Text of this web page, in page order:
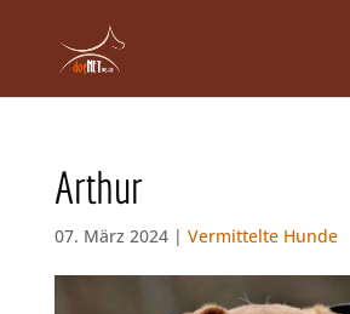
Arthur
07. März 2024 | Vermittelte Hunde